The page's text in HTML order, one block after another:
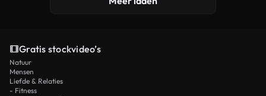
Gratis stockvideo’s
Natuur
Mensen
Liefde & Relaties
- Fitness